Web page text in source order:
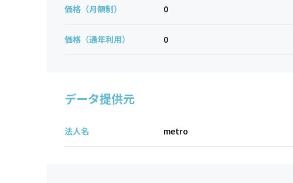
価格（月額制） 0
価格（通年利用） 0
データ提供元
法人名 metro